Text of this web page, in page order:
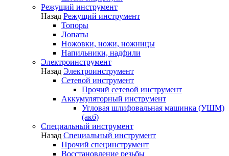
Режущий инструмент
Назад Режущий инструмент
Топоры
Лопаты
Ножовки, ножи, ножницы
Напильники, надфили
Электроинструмент
Назад Электроинструмент
Сетевой инструмент
Прочий сетевой инструмент
Аккумуляторный инструмент
Угловая шлифовальная машинка (УШМ)
(акб)
Специальный инструмент
Назад Специальный инструмент
Прочий специнструмент
Восстановление резьбы